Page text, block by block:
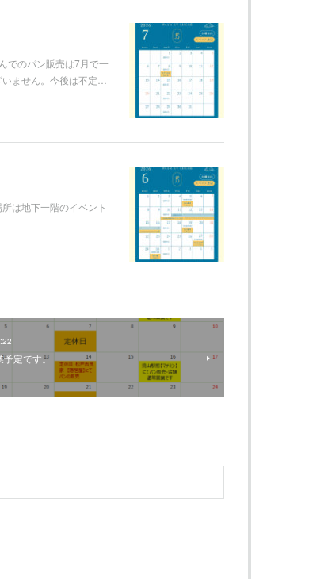
でのパン販売は7月で一
ません。今後は不定…
は地下一階のイベント
定です。